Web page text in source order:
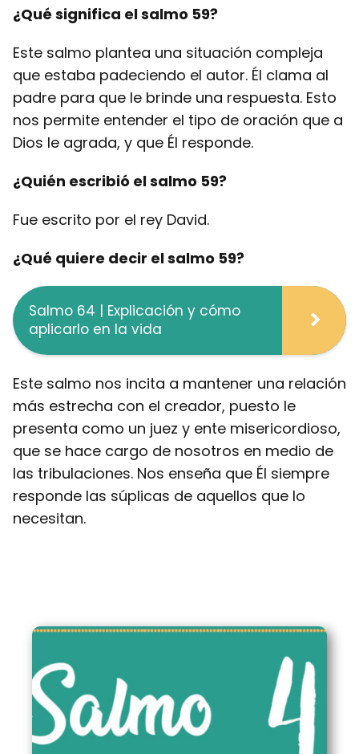
¿Qué significa el salmo 59?
Este salmo plantea una situación compleja
que estaba padeciendo el autor. Él clama al
padre para que le brinde una respuesta. Esto
nos permite entender el tipo de oración que a
Dios le agrada, y que Él responde.
¿Quién escribió el salmo 59?
Fue escrito por el rey David.
¿Qué quiere decir el salmo 59?
Salmo 64 | Explicación y cómo
aplicarlo en la vida
Este salmo nos incita a mantener una relación
más estrecha con el creador, puesto le
presenta como un juez y ente misericordioso,
que se hace cargo de nosotros en medio de
las tribulaciones. Nos enseña que Él siempre
responde las súplicas de aquellos que lo
necesitan.